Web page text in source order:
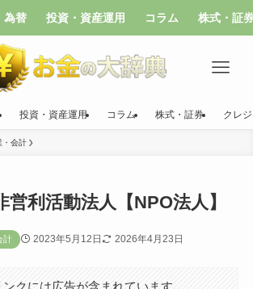
為替 投資・資産運用 コラム 株式・証
投資・資産運用 コラム 株式・証券 クレ
・会計
営利活動法人【NPO法人】
計 2023年5月12日 2026年4月23日
クには広告が含まれています。